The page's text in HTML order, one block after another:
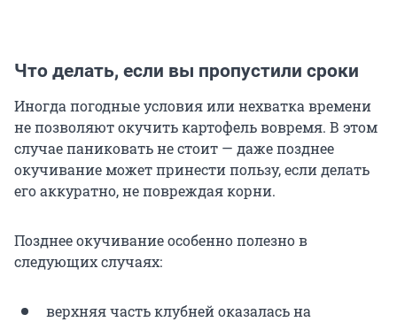
Что делать, если вы пропустили сроки
Иногда погодные условия или нехватка времени
не позволяют окучить картофель вовремя. В этом
случае паниковать не стоит — даже позднее
окучивание может принести пользу, если делать
его аккуратно, не повреждая корни.
Позднее окучивание особенно полезно в
следующих случаях:
верхняя часть клубней оказалась на